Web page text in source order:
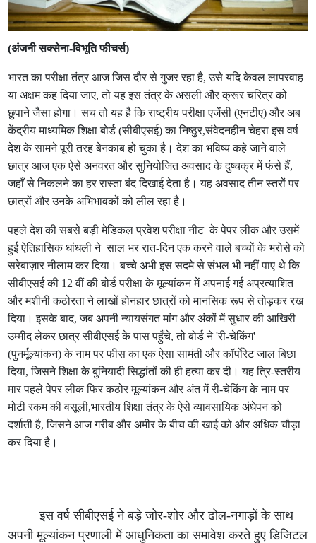
(अंजनी सक्सेना-विभूति फीचर्स)
भारत का परीक्षा तंत्र आज जिस दौर से गुजर रहा है, उसे यदि केवल लापरवाह
या अक्षम कह दिया जाए, तो यह इस तंत्र के असली और क्रूर चरित्र को
छुपाने जैसा होगा। सच तो यह है कि राष्ट्रीय परीक्षा एजेंसी (एनटीए) और अब
केंद्रीय माध्यमिक शिक्षा बोर्ड (सीबीएसई) का निष्ठुर,संवेदनहीन चेहरा इस वर्ष
देश के सामने पूरी तरह बेनकाब हो चुका है। देश का भविष्य कहे जाने वाले
छात्र आज एक ऐसे अनवरत और सुनियोजित अवसाद के दुष्चक्र में फंसे हैं,
जहाँ से निकलने का हर रास्ता बंद दिखाई देता है। यह अवसाद तीन स्तरों पर
छात्रों और उनके अभिभावकों को लील रहा है।
पहले देश की सबसे बड़ी मेडिकल प्रवेश परीक्षा नीट के पेपर लीक और उसमें
हुई ऐतिहासिक धांधली ने साल भर रात-दिन एक करने वाले बच्चों के भरोसे को
सरेबाज़ार नीलाम कर दिया। बच्चे अभी इस सदमे से संभल भी नहीं पाए थे कि
सीबीएसई की 12 वीं की बोर्ड परीक्षा के मूल्यांकन में अपनाई गई अप्रत्याशित
और मशीनी कठोरता ने लाखों होनहार छात्रों को मानसिक रूप से तोड़कर रख
दिया। इसके बाद, जब अपनी न्यायसंगत मांग और अंकों में सुधार की आखिरी
उम्मीद लेकर छात्र सीबीएसई के पास पहुँचे, तो बोर्ड ने 'री-चेकिंग'
(पुनर्मूल्यांकन) के नाम पर फीस का एक ऐसा सामंती और कॉर्पोरेट जाल बिछा
दिया, जिसने शिक्षा के बुनियादी सिद्धांतों की ही हत्या कर दी। यह त्रि-स्तरीय
मार पहले पेपर लीक फिर कठोर मूल्यांकन और अंत में री-चेकिंग के नाम पर
मोटी रकम की वसूली,भारतीय शिक्षा तंत्र के ऐसे व्यावसायिक अंधेपन को
दर्शाती है, जिसने आज गरीब और अमीर के बीच की खाई को और अधिक चौड़ा
कर दिया है।
इस वर्ष सीबीएसई ने बड़े जोर-शोर और ढोल-नगाड़ों के साथ
अपनी मूल्यांकन प्रणाली में आधुनिकता का समावेश करते हुए डिजिटल